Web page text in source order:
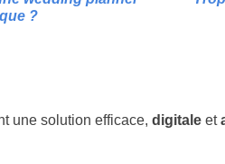
?
une solution efficace, digitale et